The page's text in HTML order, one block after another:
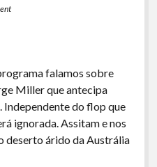
falamos sobre
Miller que antecipa
do flop que
ignorada. Assitam e nos
deserto árido da Austrália